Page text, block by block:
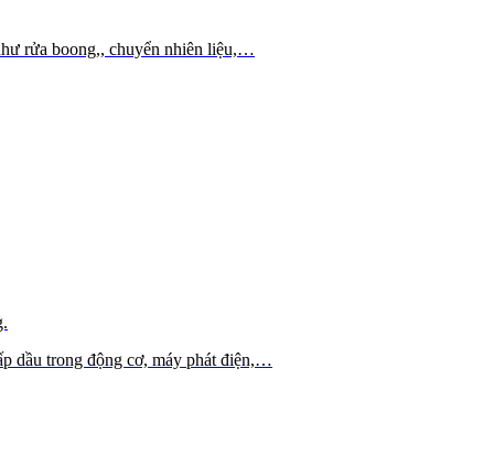
rửa boong,, chuyển nhiên liệu,…
dầu trong động cơ, máy phát điện,…